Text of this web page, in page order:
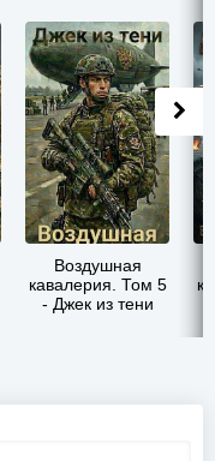
Воздушная
кавалерия. Том 5
- Джек из тени